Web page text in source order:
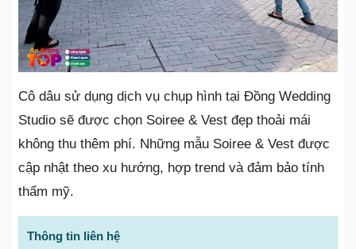
Cô dâu sử dụng dịch vụ chụp hình tại Đồng Wedding
Studio sẽ được chọn Soiree & Vest đẹp thoải mái
không thu thêm phí. Những mẫu Soiree & Vest được
cập nhật theo xu hướng, hợp trend và đảm bảo tính
thẩm mỹ.
Thông tin liên hệ